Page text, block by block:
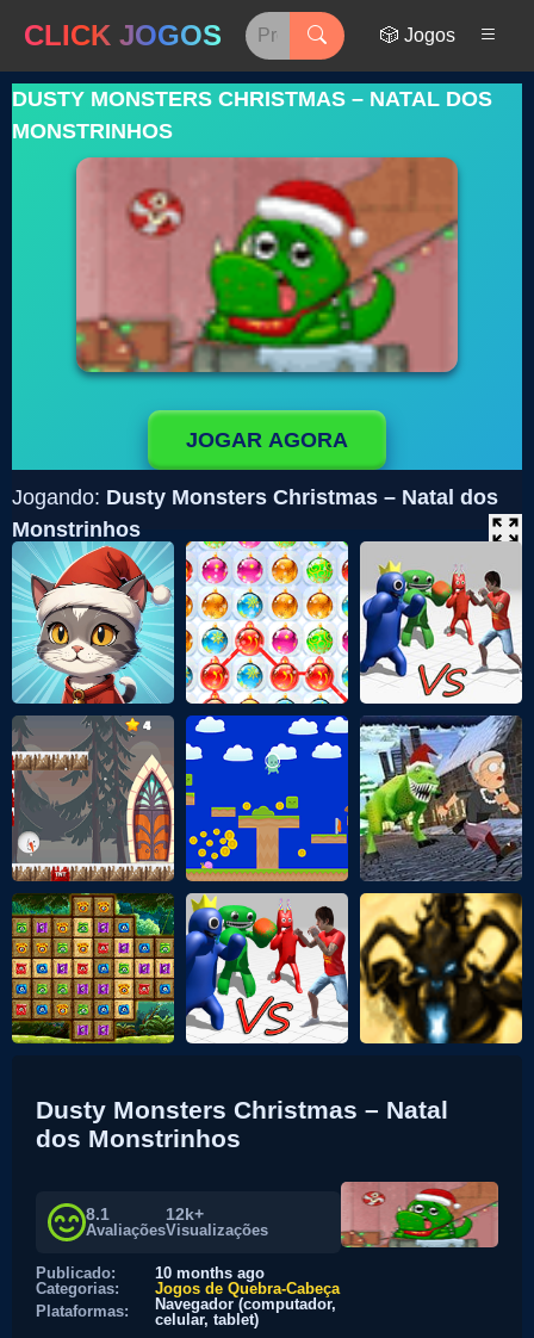
CLICK JOGOS 🎲 Jogos
DUSTY MONSTERS CHRISTMAS – NATAL DOS
MONSTRINHOS
JOGAR AGORA
Jogando: Dusty Monsters Christmas – Natal dos
Monstrinhos
Dusty Monsters Christmas – Natal
dos Monstrinhos
8.1
Avaliações
12k+
Visualizações
Publicado:
10 months ago
Categorias:
Jogos de Quebra-Cabeça
Plataformas:
Navegador (computador,
celular, tablet)